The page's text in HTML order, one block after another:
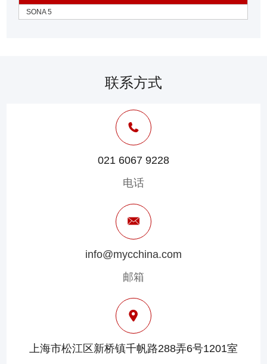
SONA 5
联系方式
021 6067 9228
电话
info@mycchina.com
邮箱
上海市松江区新桥镇千帆路288弄6号1201室